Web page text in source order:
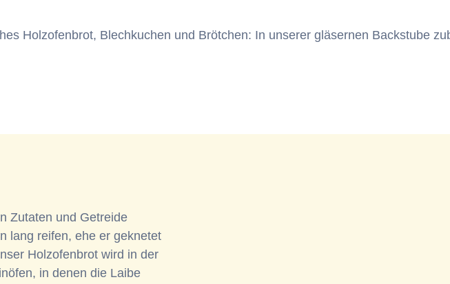
Holzofenbrot, Blechkuchen und Brötchen: In unserer gläsernen Backstube
Zutaten und Getreide
lang reifen, ehe er geknetet
Holzofenbrot wird in der
in denen die Laibe